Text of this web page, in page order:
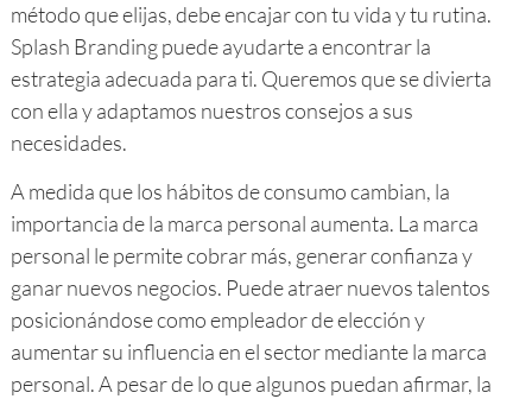
método que elijas, debe encajar con tu vida y tu rutina.
Splash Branding puede ayudarte a encontrar la
estrategia adecuada para ti. Queremos que se divierta
con ella y adaptamos nuestros consejos a sus
necesidades.
A medida que los hábitos de consumo cambian, la
importancia de la marca personal aumenta. La marca
personal le permite cobrar más, generar confianza y
ganar nuevos negocios. Puede atraer nuevos talentos
posicionándose como empleador de elección y
aumentar su influencia en el sector mediante la marca
personal. A pesar de lo que algunos puedan afirmar, la